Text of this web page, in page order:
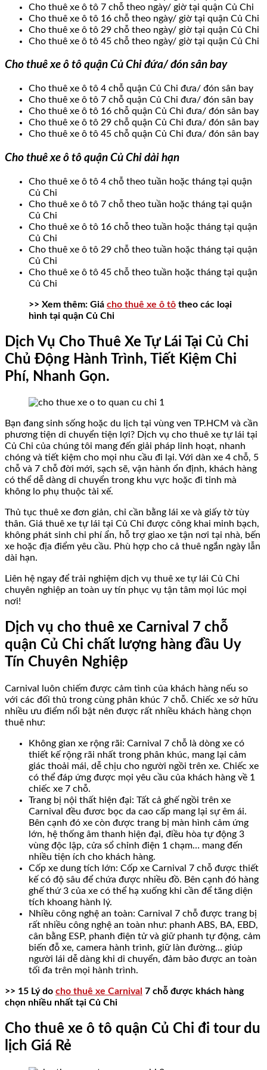
Cho thuê xe ô tô 7 chỗ theo ngày/ giờ tại quận Củ Chi
Cho thuê xe ô tô 16 chỗ theo ngày/ giờ tại quận Củ Chi
Cho thuê xe ô tô 29 chỗ theo ngày/ giờ tại quận Củ Chi
Cho thuê xe ô tô 45 chỗ theo ngày/ giờ tại quận Củ Chi
Cho thuê xe ô tô quận Củ Chi đứa/ đón sân bay
Cho thuê xe ô tô 4 chỗ quận Củ Chi đưa/ đón sân bay
Cho thuê xe ô tô 7 chỗ quận Củ Chi đưa/ đón sân bay
Cho thuê xe ô tô 16 chỗ quận Củ Chi đưa/ đón sân bay
Cho thuê xe ô tô 29 chỗ quận Củ Chi đưa/ đón sân bay
Cho thuê xe ô tô 45 chỗ quận Củ Chi đưa/ đón sân bay
Cho thuê xe ô tô quận Củ Chi dài hạn
Cho thuê xe ô tô 4 chỗ theo tuần hoặc tháng tại quận
Củ Chi
Cho thuê xe ô tô 7 chỗ theo tuần hoặc tháng tại quận
Củ Chi
Cho thuê xe ô tô 16 chỗ theo tuần hoặc tháng tại quận
Củ Chi
Cho thuê xe ô tô 29 chỗ theo tuần hoặc tháng tại quận
Củ Chi
Cho thuê xe ô tô 45 chỗ theo tuần hoặc tháng tại quận
Củ Chi
>> Xem thêm: Giá cho thuê xe ô tô theo các loại
hình tại quận Củ Chi
Dịch Vụ Cho Thuê Xe Tự Lái Tại Củ Chi
Chủ Động Hành Trình, Tiết Kiệm Chi
Phí, Nhanh Gọn.
Bạn đang sinh sống hoặc du lịch tại vùng ven TP.HCM và cần
phương tiện di chuyển tiện lợi? Dịch vụ cho thuê xe tự lái tại
Củ Chi của chúng tôi mang đến giải pháp linh hoạt, nhanh
chóng và tiết kiệm cho mọi nhu cầu đi lại. Với dàn xe 4 chỗ, 5
chỗ và 7 chỗ đời mới, sạch sẽ, vận hành ổn định, khách hàng
có thể dễ dàng di chuyển trong khu vực hoặc đi tỉnh mà
không lo phụ thuộc tài xế.
Thủ tục thuê xe đơn giản, chỉ cần bằng lái xe và giấy tờ tùy
thân. Giá thuê xe tự lái tại Củ Chi được công khai minh bạch,
không phát sinh chi phí ẩn, hỗ trợ giao xe tận nơi tại nhà, bến
xe hoặc địa điểm yêu cầu. Phù hợp cho cả thuê ngắn ngày lẫn
dài hạn.
Liên hệ ngay để trải nghiệm dịch vụ thuê xe tự lái Củ Chi
chuyên nghiệp an toàn uy tín phục vụ tận tâm mọi lúc mọi
nơi!
Dịch vụ cho thuê xe Carnival 7 chỗ
quận Củ Chi chất lượng hàng đầu Uy
Tín Chuyên Nghiệp
Carnival luôn chiếm được cảm tình của khách hàng nếu so
với các đối thủ trong cùng phân khúc 7 chỗ. Chiếc xe sở hữu
nhiều ưu điểm nổi bật nên được rất nhiều khách hàng chọn
thuê như:
Không gian xe rộng rãi: Carnival 7 chỗ là dòng xe có
thiết kế rộng rãi nhất trong phân khúc, mang lại cảm
giác thoải mái, dễ chịu cho người ngồi trên xe. Chiếc xe
có thể đáp ứng được mọi yêu cầu của khách hàng về 1
chiếc xe 7 chỗ.
Trang bị nội thất hiện đại: Tất cả ghế ngồi trên xe
Carnival đều đươc bọc da cao cấp mang lại sự êm ái.
Bên cạnh đó xe còn được trang bị màn hình cảm ứng
lớn, hệ thống âm thanh hiện đại, điều hòa tự động 3
vùng độc lập, cửa sổ chỉnh điện 1 chạm… mang đến
nhiều tiện ích cho khách hàng.
Cốp xe dung tích lớn: Cốp xe Carnival 7 chỗ được thiết
kế có độ sâu để chứa được nhiều đồ. Bên cạnh đó hàng
ghế thứ 3 của xe có thể hạ xuống khi cần để tăng diện
tích khoang hành lý.
Nhiều công nghệ an toàn: Carnival 7 chỗ được trang bị
rất nhiều công nghệ an toàn như: phanh ABS, BA, EBD,
cân bằng ESP, phanh điện tử và giữ phanh tự động, cảm
biến đỗ xe, camera hành trình, giữ làn đường… giúp
người lái dễ dàng khi di chuyển, đảm bảo được an toàn
tối đa trên mọi hành trình.
>> 15 Lý do cho thuê xe Carnival 7 chỗ được khách hàng
chọn nhiều nhất tại Củ Chi
Cho thuê xe ô tô quận Củ Chi đi tour du
lịch Giá Rẻ